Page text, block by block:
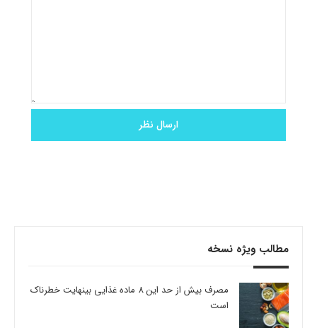
مطالب ویژه نسخه
مصرف بیش از حد این 8 ماده غذایی بینهایت خطرناک
است